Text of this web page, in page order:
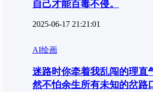
自己才能百毒不侵。‌‌‌‌
2025-06-17 21:21:01
AI绘画
迷路时你牵着我乱闯的理直
然不怕余生所有未知的岔路